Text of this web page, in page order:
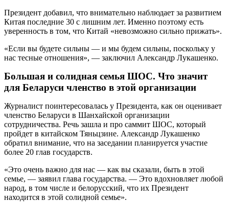
Президент добавил, что внимательно наблюдает за развитием
Китая последние 30 с лишним лет. Именно поэтому есть
уверенность в том, что Китай «невозможно сильно прижать».
«Если вы будете сильны — и мы будем сильны, поскольку у
нас тесные отношения», — заключил Александр Лукашенко.
Большая и солидная семья ШОС. Что значит
для Беларуси членство в этой организации
Журналист поинтересовалась у Президента, как он оценивает
членство Беларуси в Шанхайской организации
сотрудничества. Речь зашла и про саммит ШОС, который
пройдет в китайском Тяньцзине. Александр Лукашенко
обратил внимание, что на заседании планируется участие
более 20 глав государств.
«Это очень важно для нас — как вы сказали, быть в этой
семье, — заявил глава государства. — Это вдохновляет любой
народ, в том числе и белорусский, что их Президент
находится в этой солидной семье».